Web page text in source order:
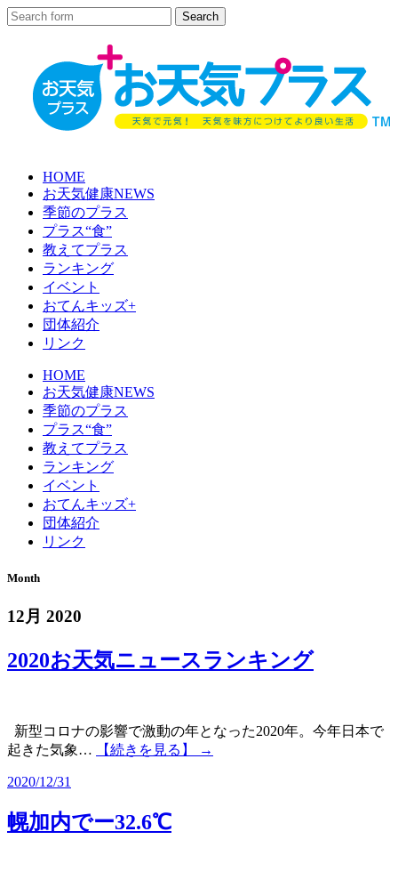
HOME
お天気健康NEWS
季節のプラス
プラス“食”
教えてプラス
ランキング
イベント
おてんキッズ+
団体紹介
リンク
HOME
お天気健康NEWS
季節のプラス
プラス“食”
教えてプラス
ランキング
イベント
おてんキッズ+
団体紹介
リンク
Month
12月 2020
2020お天気ニュースランキング
新型コロナの影響で激動の年となった2020年。今年日本で
起きた気象…
【続きを見る】 →
2020/12/31
幌加内でー32.6℃